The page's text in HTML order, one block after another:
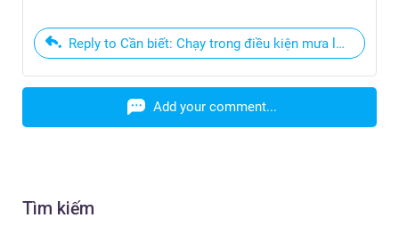
Tìm kiếm
Reply to Cần biết: Chạy trong điều kiện mưa lạnh,
Add your comment...